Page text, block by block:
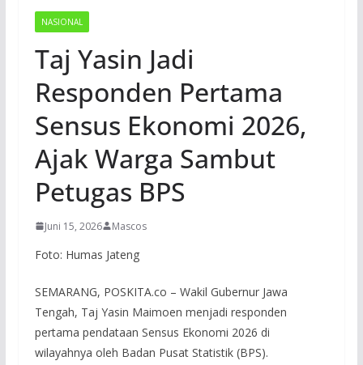
NASIONAL
Taj Yasin Jadi
Responden Pertama
Sensus Ekonomi 2026,
Ajak Warga Sambut
Petugas BPS
Juni 15, 2026 Mascos
Foto: Humas Jateng
SEMARANG, POSKITA.co – Wakil Gubernur Jawa
Tengah, Taj Yasin Maimoen menjadi responden
pertama pendataan Sensus Ekonomi 2026 di
wilayahnya oleh Badan Pusat Statistik (BPS).